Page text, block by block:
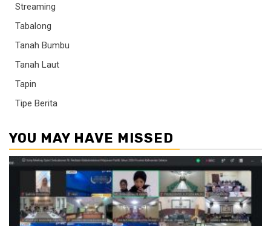
Streaming
Tabalong
Tanah Bumbu
Tanah Laut
Tapin
Tipe Berita
YOU MAY HAVE MISSED